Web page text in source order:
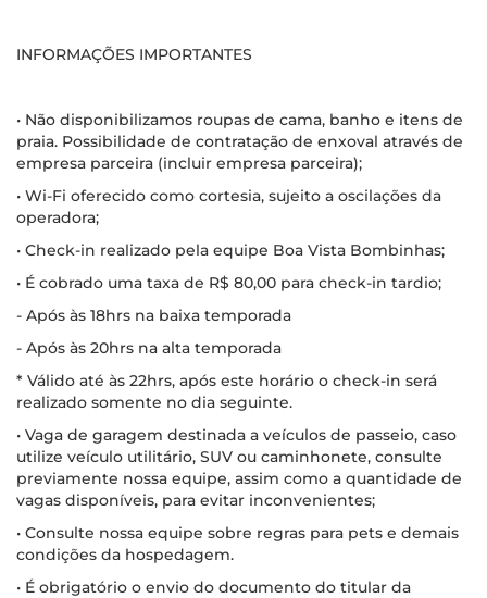
INFORMAÇÕES IMPORTANTES
• Não disponibilizamos roupas de cama, banho e itens de
praia. Possibilidade de contratação de enxoval através de
empresa parceira (incluir empresa parceira);
• Wi-Fi oferecido como cortesia, sujeito a oscilações da
operadora;
• Check-in realizado pela equipe Boa Vista Bombinhas;
• É cobrado uma taxa de R$ 80,00 para check-in tardio;
- Após às 18hrs na baixa temporada
- Após às 20hrs na alta temporada
* Válido até às 22hrs, após este horário o check-in será
realizado somente no dia seguinte.
• Vaga de garagem destinada a veículos de passeio, caso
utilize veículo utilitário, SUV ou caminhonete, consulte
previamente nossa equipe, assim como a quantidade de
vagas disponíveis, para evitar inconvenientes;
• Consulte nossa equipe sobre regras para pets e demais
condições da hospedagem.
• É obrigatório o envio do documento do titular da